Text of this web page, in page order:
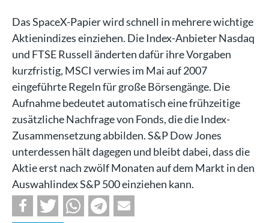
Das SpaceX-Papier wird schnell in mehrere wichtige
Aktienindizes einziehen. Die Index-Anbieter Nasdaq
und FTSE Russell änderten dafür ihre Vorgaben
kurzfristig, MSCI verwies im Mai auf 2007
eingeführte Regeln für große Börsengänge. Die
Aufnahme bedeutet automatisch eine frühzeitige
zusätzliche Nachfrage von Fonds, die die Index-
Zusammensetzung abbilden. S&P Dow Jones
unterdessen hält dagegen und bleibt dabei, dass die
Aktie erst nach zwölf Monaten auf dem Markt in den
Auswahlindex S&P 500 einziehen kann.